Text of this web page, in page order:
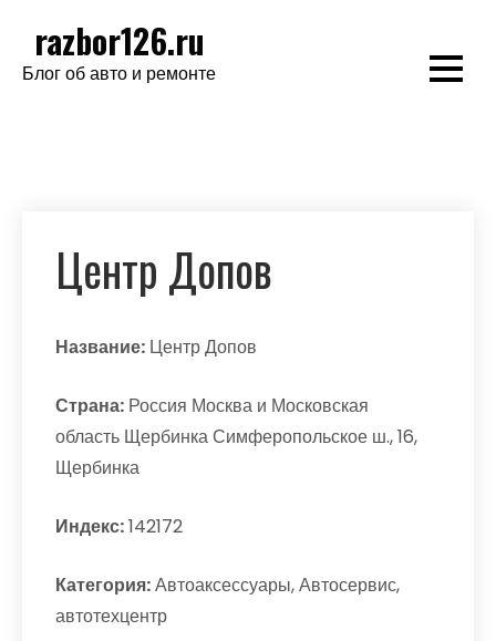
содержимому
razbor126.ru
Блог об авто и ремонте
Центр Допов
Название: Центр Допов
Страна: Россия Москва и Московская
область Щербинка Симферопольское ш., 16,
Щербинка
Индекс:142172
Категория:Автоаксессуары, Автосервис,
автотехцентр